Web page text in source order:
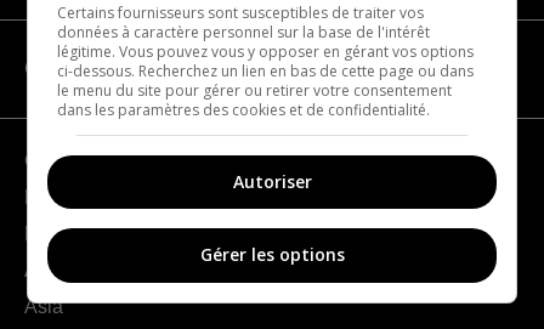
CATEGORIES
Geography
France
Europe
Americas
Asia
Certains fournisseurs sont susceptibles de traiter vos
données à caractère personnel sur la base de l'intérêt
légitime. Vous pouvez vous y opposer en gérant vos options
ci-dessous. Recherchez un lien en bas de cette page ou dans
le menu du site pour gérer ou retirer votre consentement
dans les paramètres des cookies et de confidentialité.
Autoriser
Gérer les options